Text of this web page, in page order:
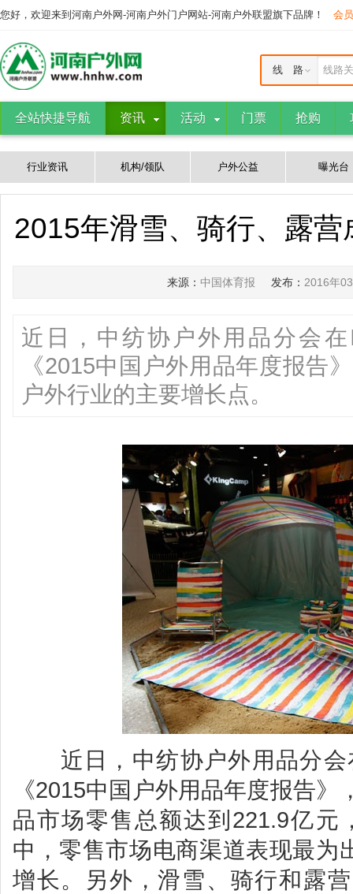
您好，欢迎来到河南户外网-河南户外门户网站-河南户外联盟旗下品牌！ 会
线路
线 路
全站快捷导航 资讯 活动 门票 抢购
行业资讯 机构/领队 户外公益 曝光台
2015年滑雪、骑行、露
来源： 中国体育报 发布： 2016年
近日，中纺协户外用品分会
《2015中国户外用品年度报告
户外行业的主要增长点。
近日，中纺协户外用品分会
《2015中国户外用品年度报告
品市场零售总额达到221.9亿元
中，零售市场电商渠道表现最为
增长。另外，滑雪、骑行和露